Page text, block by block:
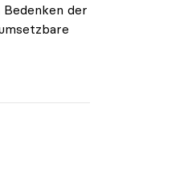
der